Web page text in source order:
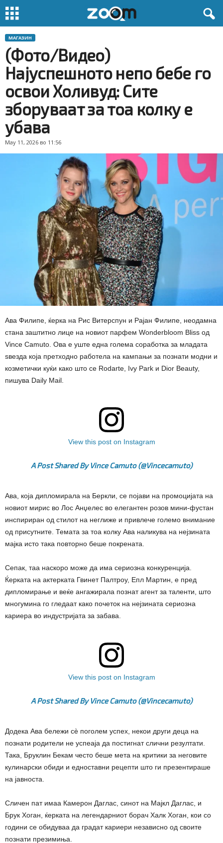
МАГАЗИН
(Фото/Видео)
Најуспешното непо бебе го
освои Холивуд: Сите
зборуваат за тоа колку е
убава
May 11, 2026 во 11:56
Ава Филипе, ќерка на Рис Витерспун и Рајан Филипе, неодамна
стана заштитно лице на новиот парфем Wonderbloom Bliss од
Vince Camuto. Ова е уште една голема соработка за младата
ѕвезда која претходно работела на кампањи за познати модни и
козметички куќи како што се Rodarte, Ivy Park и Dior Beauty,
пишува Daily Mail.
View this post on Instagram
A Post Shared By Vince Camuto (@vincecamuto)
Ава, која дипломирала на Беркли, се појави на промоцијата на
новиот мирис во Лос Анџелес во елегантен розов мини-фустан
инспириран од стилот на неглиже и привлече големо внимание
од присутните. Темата за тоа колку Ава наликува на нејзината
мајка исто така повторно беше покрената.
Сепак, таа наскоро може да има сериозна конкуренција.
Ќерката на актерката Гвинет Палтроу, Епл Мартин, е пред
дипломирање и веќе ангажирала познат агент за таленти, што
многумина го гледаат како почеток на нејзината сериозна
кариера во индустријата за забава.
View this post on Instagram
A Post Shared By Vince Camuto (@vincecamuto)
Додека Ава бележи сè поголем успех, некои други деца на
познати родители не успеаја да постигнат слични резултати.
Така, Бруклин Бекам често беше мета на критики за неговите
кулинарски обиди и едноставни рецепти што ги презентираше
на јавноста.
Сличен пат имаа Камерон Даглас, синот на Мајкл Даглас, и
Брук Хоган, ќерката на легендарниот борач Халк Хоган, кои со
години се обидуваа да градат кариери независно од своите
познати презимиња.